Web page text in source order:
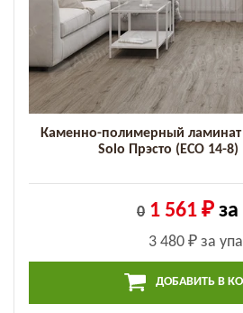
Каменно-полимерный ламинат
Solo Прэсто (ECO 14-8)
0 1 561 ₽
3 480 ₽ за
ДОБАВИТЬ В